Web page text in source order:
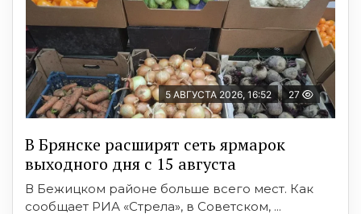
5 АВГУСТА 2026, 16:52 27
В Брянске расширят сеть ярмарок
выходного дня с 15 августа
В Бежицком районе больше всего мест. Как
сообщает РИА «Стрела», в Советском, ...